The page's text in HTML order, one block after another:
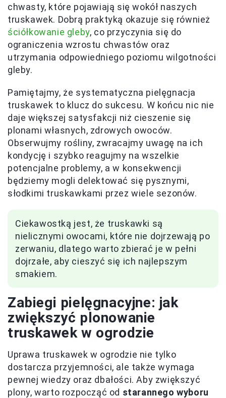
chwasty, które pojawiają się wokół naszych
truskawek. Dobrą praktyką okazuje się również
ściółkowanie gleby, co przyczynia się do
ograniczenia wzrostu chwastów oraz
utrzymania odpowiedniego poziomu wilgotności
gleby.
Pamiętajmy, że systematyczna pielęgnacja
truskawek to klucz do sukcesu. W końcu nic nie
daje większej satysfakcji niż cieszenie się
plonami własnych, zdrowych owoców.
Obserwujmy rośliny, zwracajmy uwagę na ich
kondycję i szybko reagujmy na wszelkie
potencjalne problemy, a w konsekwencji
będziemy mogli delektować się pysznymi,
słodkimi truskawkami przez wiele sezonów.
Ciekawostką jest, że truskawki są
nielicznymi owocami, które nie dojrzewają po
zerwaniu, dlatego warto zbierać je w pełni
dojrzałe, aby cieszyć się ich najlepszym
smakiem.
Zabiegi pielęgnacyjne: jak
zwiększyć plonowanie
truskawek w ogrodzie
Uprawa truskawek w ogrodzie nie tylko
dostarcza przyjemności, ale także wymaga
pewnej wiedzy oraz dbałości. Aby zwiększyć
plony, warto rozpocząć od starannego wyboru